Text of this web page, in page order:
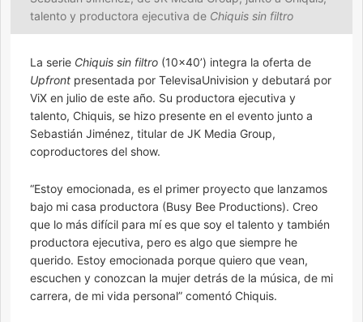
talento y productora ejecutiva de Chiquis sin filtro
La serie Chiquis sin filtro (10×40’) integra la oferta de
Upfront presentada por TelevisaUnivision y debutará por
ViX en julio de este año. Su productora ejecutiva y
talento, Chiquis, se hizo presente en el evento junto a
Sebastián Jiménez, titular de JK Media Group,
coproductores del show.
“Estoy emocionada, es el primer proyecto que lanzamos
bajo mi casa productora (Busy Bee Productions). Creo
que lo más difícil para mí es que soy el talento y también
productora ejecutiva, pero es algo que siempre he
querido. Estoy emocionada porque quiero que vean,
escuchen y conozcan la mujer detrás de la música, de mi
carrera, de mi vida personal” comentó Chiquis.